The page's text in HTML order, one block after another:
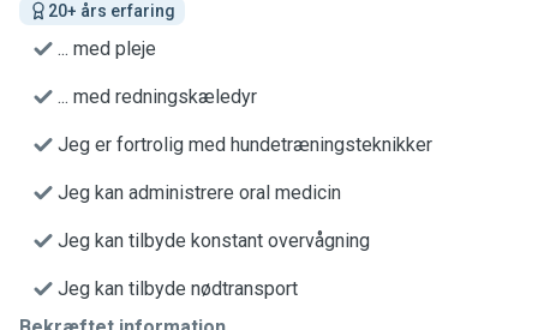
20+ års erfaring
... med pleje
... med redningskæledyr
Jeg er fortrolig med hundetræningsteknikker
Jeg kan administrere oral medicin
Jeg kan tilbyde konstant overvågning
Jeg kan tilbyde nødtransport